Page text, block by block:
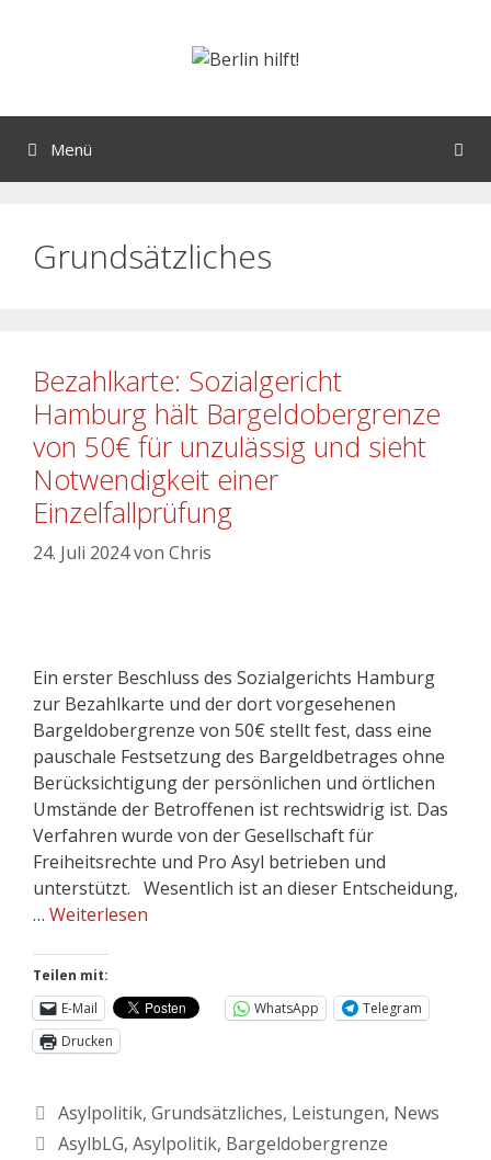
Menü
Grundsätzliches
Bezahlkarte: Sozialgericht
Hamburg hält Bargeldobergrenze
von 50€ für unzulässig und sieht
Notwendigkeit einer
Einzelfallprüfung
24. Juli 2024von Chris
Ein erster Beschluss des Sozialgerichts Hamburg
zur Bezahlkarte und der dort vorgesehenen
Bargeldobergrenze von 50€ stellt fest, dass eine
pauschale Festsetzung des Bargeldbetrages ohne
Berücksichtigung der persönlichen und örtlichen
Umstände der Betroffenen ist rechtswidrig ist. Das
Verfahren wurde von der Gesellschaft für
Freiheitsrechte und Pro Asyl betrieben und
unterstützt. Wesentlich ist an dieser Entscheidung,
… Weiterlesen
Teilen mit:
E-Mail
WhatsApp
Telegram
Drucken
Asylpolitik, Grundsätzliches, Leistungen, News
AsylbLG, Asylpolitik, Bargeldobergrenze